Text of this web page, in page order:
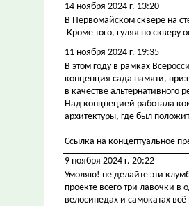
14 ноября 2024 г. 13:20
В Первомайском сквере на
Кроме того, гуляя по скверу
11 ноября 2024 г. 19:35
В этом году в рамках
концепция сада памяти,
в качестве альтернативного
Над концпецией работала
архитектуры, где был
Ссылка на концептуальное
9 ноября 2024 г. 20:22
Умоляю! не делайте эти
проекте всего три лавочки
велосипедах и самокатах